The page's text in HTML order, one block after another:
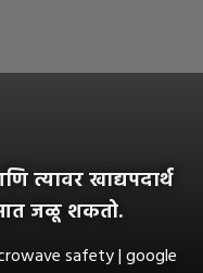
त्यावर खाद्यपदार्थ
जळू शकतो.
safety | google